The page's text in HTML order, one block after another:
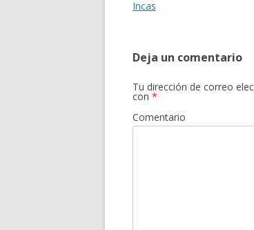
entradas
Incas
Deja un comentario
Tu dirección de correo
con *
Comentario